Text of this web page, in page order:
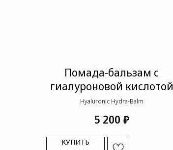
Помада-бальзам с
гиалуроновой кислотой
Hyaluronic Hydra-Balm
5 200 ₽
КУПИТЬ